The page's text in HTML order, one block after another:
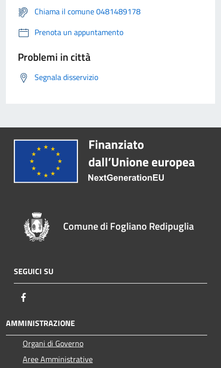
Chiama il comune 0481489178
Prenota un appuntamento
Problemi in città
Segnala disservizio
Comune di Fogliano Redipuglia
SEGUICI SU
AMMINISTRAZIONE
Organi di Governo
Aree Amministrative